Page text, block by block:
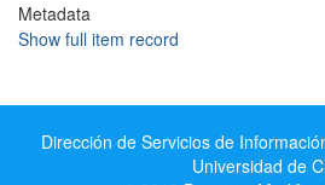
Metadata
Show full item record
Dirección de Servicios de
Universidad de